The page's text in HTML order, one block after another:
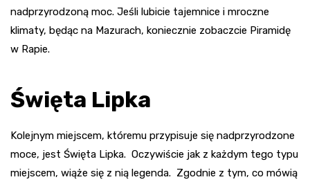
nadprzyrodzoną moc. Jeśli lubicie tajemnice i mroczne
klimaty, będąc na Mazurach, koniecznie zobaczcie Piramidę
w Rapie.
Święta Lipka
Kolejnym miejscem, któremu przypisuje się nadprzyrodzone
moce, jest Święta Lipka. Oczywiście jak z każdym tego typu
miejscem, wiąże się z nią legenda. Zgodnie z tym, co mówią